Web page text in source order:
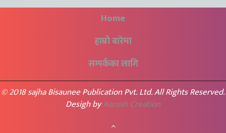
Home
हाम्रो बारेमा
सम्पर्कका लागि
© 2018 sajha Bisaunee Publication Pvt. Ltd. All Rights Reserved.
Desigh byAarush Creation